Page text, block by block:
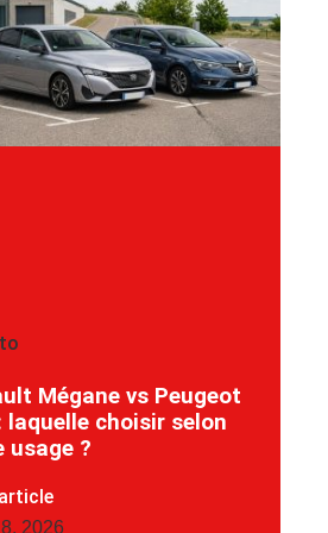
Mégane vs Peugeot
laquelle choisir selon
usage ?
2026